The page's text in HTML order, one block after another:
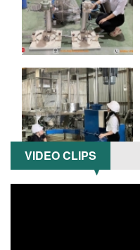
VIDEO CLIPS